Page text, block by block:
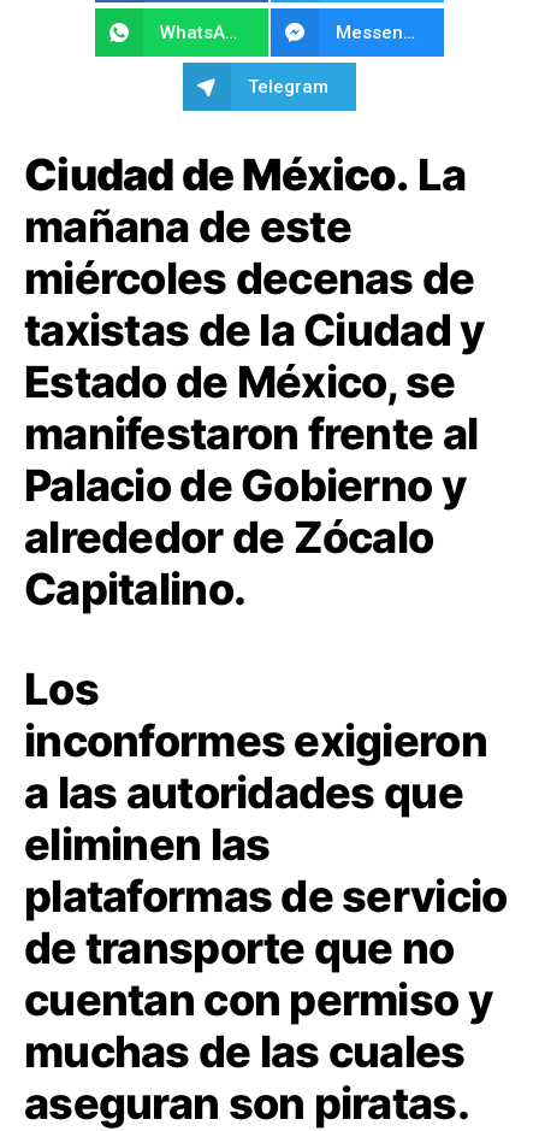
WhatsApp Messenger
Telegram
Ciudad de México. La
mañana de este
miércoles decenas de
taxistas de la Ciudad y
Estado de México, se
manifestaron frente al
Palacio de Gobierno y
alrededor de Zócalo
Capitalino.
Los
inconformes exigieron
a las autoridades que
eliminen las
plataformas de servicio
de transporte que no
cuentan con permiso y
muchas de las cuales
aseguran son piratas.